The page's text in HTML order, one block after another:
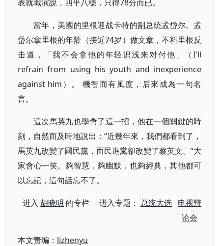
表就職演說，四平八穩，只得78分而已。
當年，美國的里根迎战卡特的副总统孟岱尔。孟
岱尔拿里根的年龄（接近74岁）做文章，不料里根反
击道，「我不会拿他的年轻识浅来对付他」（I'll
refrain from using his youth and inexperience
against him）。 機智而有風度，后來成為一句名
言。
這次馬英九也學會了這一招，他在一個關鍵的時
刻，自然而及時地說出：“近幾年來，我們都看到了，
馬英九改變了國民黨，而民進黨卻改變了蔡英文。”大
家會心一笑。夠智慧，夠幽默，也夠經典，其他都可
以忘記，這句話忘不了。
进入胡晓明 的专栏 进入专题：总统大选 电视辩
论会
本文责编： lizhenyu